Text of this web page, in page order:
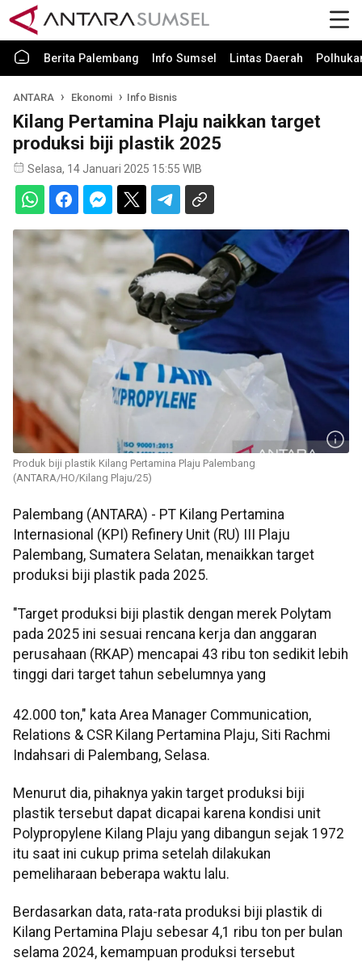
Berita Palembang Info Sumsel Lintas Daerah
ANTARA Ekonomi Info Bisnis
Kilang Pertamina Plaju naikkan target
produksi biji plastik 2025
Selasa, 14 Januari 2025 15:55 WIB
Produk biji plastik Kilang Pertamina Plaju Palembang
(ANTARA/HO/Kilang Plaju/25)
Palembang (ANTARA) - PT Kilang Pertamina
Internasional (KPI) Refinery Unit (RU) III Plaju
Palembang, Sumatera Selatan, menaikkan target
produksi biji plastik pada 2025.
"Target produksi biji plastik dengan merek Polytam
pada 2025 ini sesuai rencana kerja dan anggaran
perusahaan (RKAP) mencapai 43 ribu ton sedikit lebih
tinggi dari target tahun sebelumnya yang
42.000 ton," kata Area Manager Communication,
Relations & CSR Kilang Pertamina Plaju, Siti Rachmi
Indahsari di Palembang, Selasa.
Menurut dia, pihaknya yakin target produksi biji
plastik tersebut dapat dicapai karena kondisi unit
Polypropylene Kilang Plaju yang dibangun sejak 1972
itu saat ini cukup prima setelah dilakukan
pemeliharaan beberapa waktu lalu.
Berdasarkan data, rata-rata produksi biji plastik di
Kilang Pertamina Plaju sebesar 4,1 ribu ton per bulan
selama 2024, kemampuan produksi tersebut